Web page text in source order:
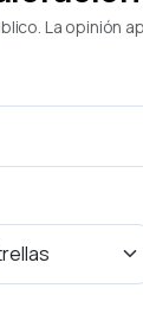
La opinión